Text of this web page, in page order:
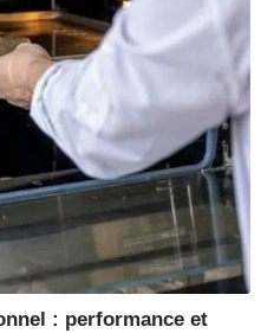
: performance et